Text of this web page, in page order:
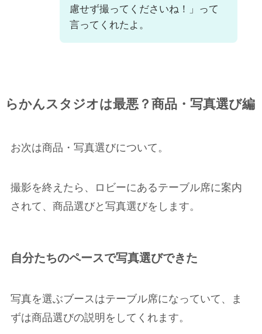
慮せず撮ってくださいね！」って
言ってくれたよ。
らかんスタジオは最悪？商品・写真選び編
お次は商品・写真選びについて。
撮影を終えたら、ロビーにあるテーブル席に案内
されて、商品選びと写真選びをします。
自分たちのペースで写真選びできた
写真を選ぶブースはテーブル席になっていて、ま
ずは商品選びの説明をしてくれます。